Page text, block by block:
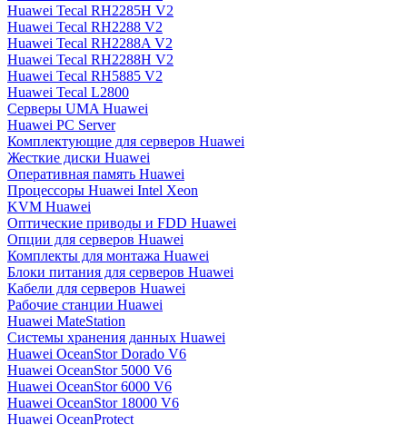
Huawei Tecal RH2285H V2
Huawei Tecal RH2288 V2
Huawei Tecal RH2288A V2
Huawei Tecal RH2288H V2
Huawei Tecal RH5885 V2
Huawei Tecal L2800
Серверы UMA Huawei
Huawei PC Server
Комплектующие для серверов Huawei
Жесткие диски Huawei
Оперативная память Huawei
Процессоры Huawei Intel Xeon
KVM Huawei
Оптические приводы и FDD Huawei
Опции для серверов Huawei
Комплекты для монтажа Huawei
Блоки питания для серверов Huawei
Кабели для серверов Huawei
Рабочие станции Huawei
Huawei MateStation
Системы хранения данных Huawei
Huawei OceanStor Dorado V6
Huawei OceanStor 5000 V6
Huawei OceanStor 6000 V6
Huawei OceanStor 18000 V6
Huawei OceanProtect